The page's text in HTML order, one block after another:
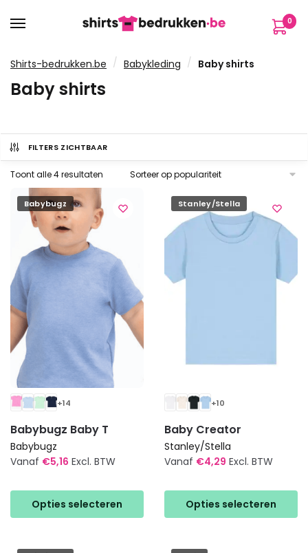
naar
naar
inhoud
0
Shirts-bedrukken.be / Babykleding / Baby shirts
Baby shirts
FILTERS ZICHTBAAR
Toont alle 4 resultaten Gesorteerd
Babybugz
+14
Babybugz Baby T
Babybugz
Vanaf €5,16 Excl. BTW
Opties selecteren
product
heeft
Stanley/Stella
+10
Baby Creator
Stanley/Stella
Vanaf €4,29 Excl. BTW
Opties selecteren
product
heeft